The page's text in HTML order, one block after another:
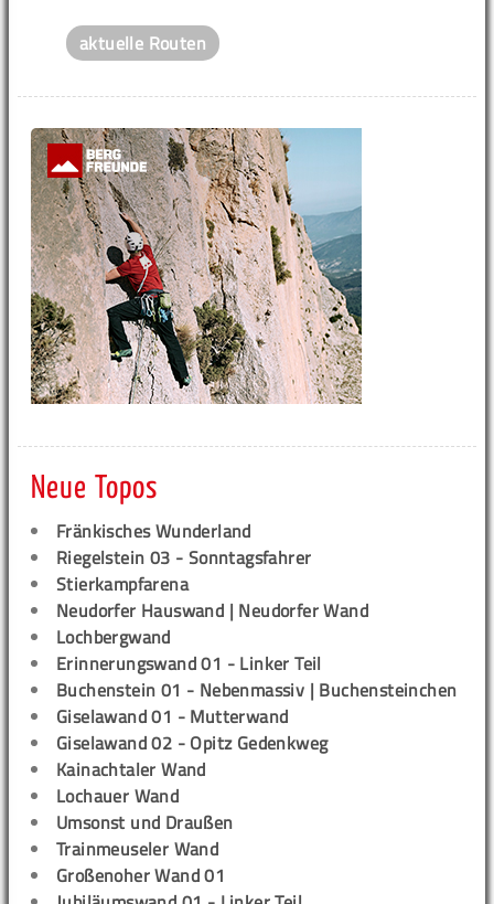
aktuelle Routen
Neue Topos
Fränkisches Wunderland
Riegelstein 03 - Sonntagsfahrer
Stierkampfarena
Neudorfer Hauswand | Neudorfer Wand
Lochbergwand
Erinnerungswand 01 - Linker Teil
Buchenstein 01 - Nebenmassiv | Buchensteinchen
Giselawand 01 - Mutterwand
Giselawand 02 - Opitz Gedenkweg
Kainachtaler Wand
Lochauer Wand
Umsonst und Draußen
Trainmeuseler Wand
Großenoher Wand 01